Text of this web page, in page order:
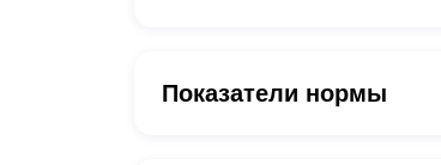
Показатели нормы